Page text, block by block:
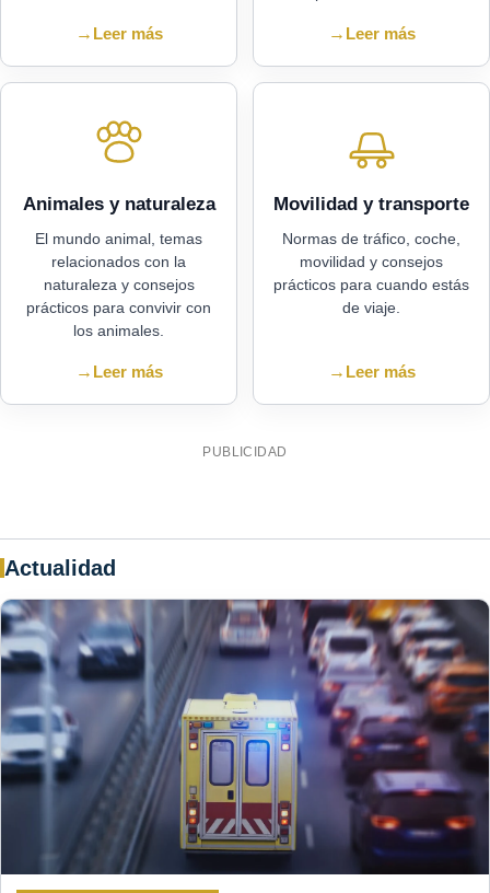
→ Leer más → Leer más
Animales y naturaleza
El mundo animal, temas
relacionados con la
naturaleza y consejos
prácticos para convivir con
los animales.
→ Leer más
Movilidad y transporte
Normas de tráfico, coche,
movilidad y consejos
prácticos para cuando estás
de viaje.
→ Leer más
PUBLICIDAD
Actualidad